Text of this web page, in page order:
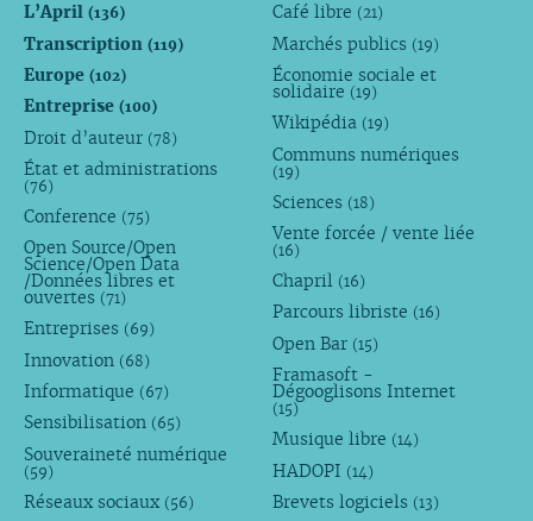
L’April (136)
Transcription (119)
Europe (102)
Entreprise (100)
Droit d’auteur (78)
État et administrations
(76)
Conference (75)
Open Source/Open
Science/Open Data
/Données libres et
ouvertes (71)
Entreprises (69)
Innovation (68)
Informatique (67)
Sensibilisation (65)
Souveraineté numérique
(59)
Réseaux sociaux (56)
Café libre (21)
Marchés publics (19)
Économie sociale et
solidaire (19)
Wikipédia (19)
Communs numériques
(19)
Sciences (18)
Vente forcée / vente liée
(16)
Chapril (16)
Parcours libriste (16)
Open Bar (15)
Framasoft -
Dégooglisons Internet
(15)
Musique libre (14)
HADOPI (14)
Brevets logiciels (13)